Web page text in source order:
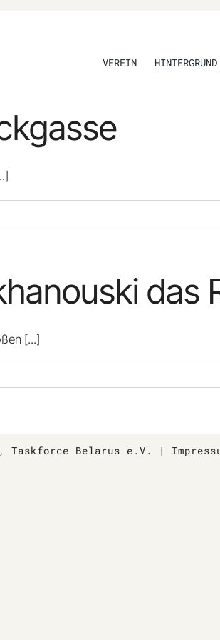
VEREIN HINTERGRUND
das
[...]
, Taskforce Belarus e.V. |